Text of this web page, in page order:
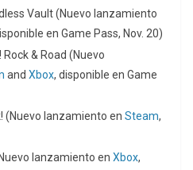
Vault (Nuevo lanzamiento
en Game Pass, Nov. 20)
& Road (Nuevo
and Xbox, disponible en Game
(Nuevo lanzamiento en Steam,
lanzamiento en Xbox,